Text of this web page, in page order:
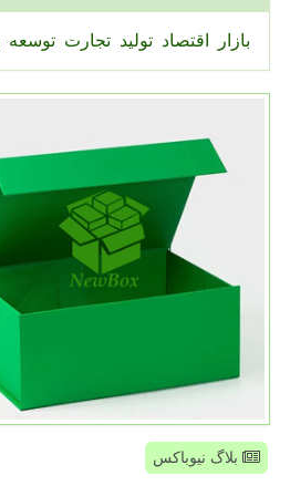
بازار اقتصاد تولید تجارت توسعه
بلاگ نیوباکس